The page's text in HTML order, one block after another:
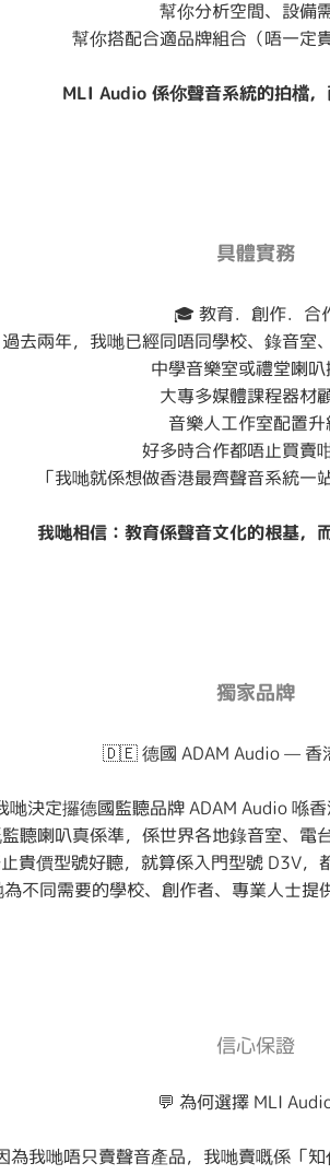
幫你分析空間、設備
幫你搭配合適品牌組合（唔一定
MLI Audio 係你聲音系統的拍檔，
具體實務
🎓 教育．創作．合
過去兩年，我哋已經同唔同學校、錄音室
中學音樂室或禮堂喇
大專多媒體課程器材
音樂人工作室配置升
好多時合作都唔止買賣
「我哋就係想做香港最齊聲音系統一
我哋相信：教育係聲音文化的根基，
獨家品牌
🇩🇪 德國 ADAM Audio — 香
哋決定攞德國監聽品牌 ADAM Audio 喺
聽喇叭真係準，係世界各地錄音室、電
貴價型號好聽，就算係入門型號 D3V，
不同需要的學校、創作者、專業人士提
信心保證
💬 為何選擇 MLI
為我哋唔只賣聲音產品，我哋賣嘅係「知